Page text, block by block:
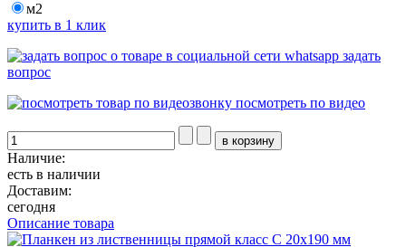
м2
купить в 1 клик
задать
вопрос
посмотреть по видео
Наличие:
есть в наличии
Доставим:
сегодня
Описание товара